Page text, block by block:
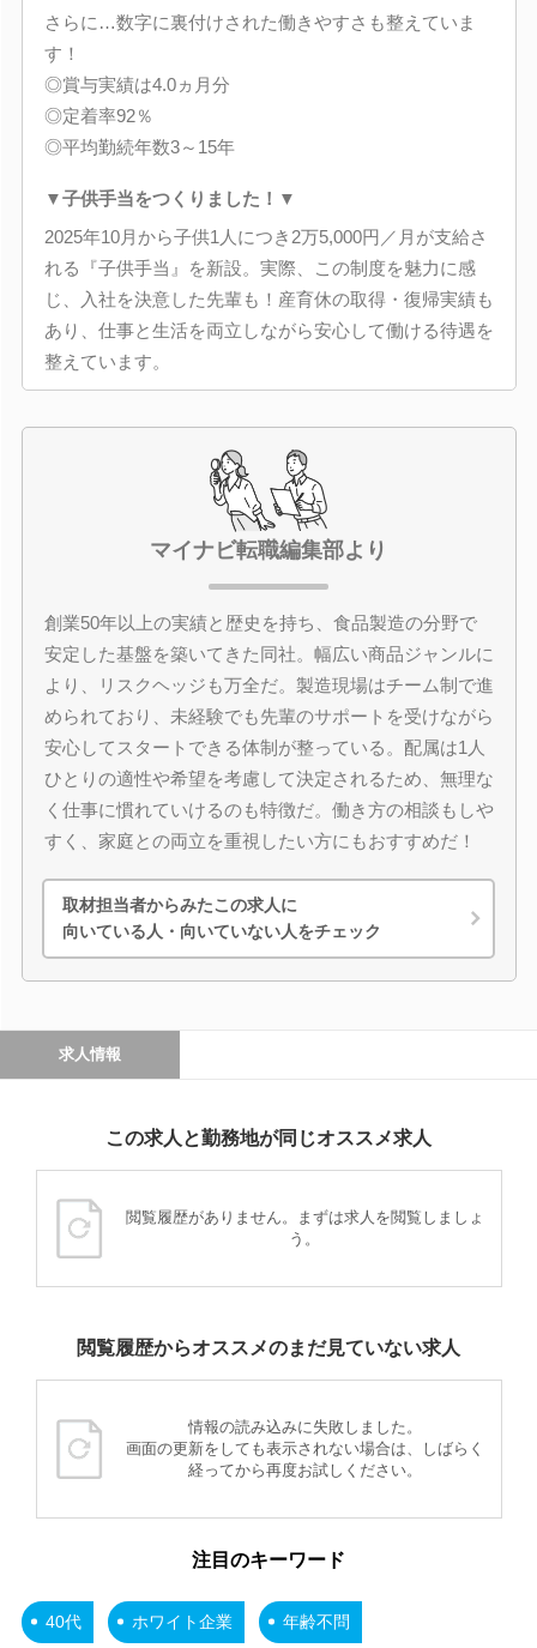
さらに…数字に裏付けされた働きやすさも整えていま
す！
◎賞与実績は4.0ヵ月分
◎定着率92％
◎平均勤続年数3～15年
▼子供手当をつくりました！▼
2025年10月から子供1人につき2万5,000円／月が支給さ
れる『子供手当』を新設。実際、この制度を魅力に感
じ、入社を決意した先輩も！産育休の取得・復帰実績も
あり、仕事と生活を両立しながら安心して働ける待遇を
整えています。
マイナビ転職編集部より
創業50年以上の実績と歴史を持ち、食品製造の分野で
安定した基盤を築いてきた同社。幅広い商品ジャンルに
より、リスクヘッジも万全だ。製造現場はチーム制で進
められており、未経験でも先輩のサポートを受けながら
安心してスタートできる体制が整っている。配属は1人
ひとりの適性や希望を考慮して決定されるため、無理な
く仕事に慣れていけるのも特徴だ。働き方の相談もしや
すく、家庭との両立を重視したい方にもおすすめだ！
取材担当者からみたこの求人に
向いている人・向いていない人をチェック
求人情報
この求人と勤務地が同じオススメ求人
閲覧履歴がありません。まずは求人を閲覧しましょ
う。
閲覧履歴からオススメのまだ見ていない求人
情報の読み込みに失敗しました。
画面の更新をしても表示されない場合は、しばらく
経ってから再度お試しください。
注目のキーワード
40代 ホワイト企業 年齢不問